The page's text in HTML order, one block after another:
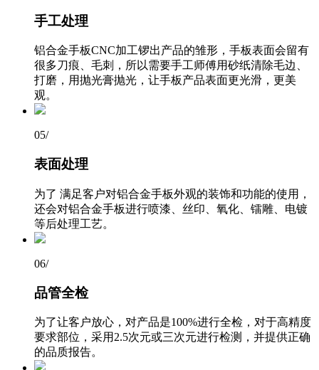
手工处理
铝合金手板CNC加工锣出产品的雏形，手板表面会留有
很多刀痕、毛刺，所以需要手工师傅用砂纸清除毛边、
打磨，用抛光膏抛光，让手板产品表面更光滑，更美
观。
05/
表面处理
为了 满足客户对铝合金手板外观的装饰和功能的使用，
还会对铝合金手板进行喷漆、丝印、氧化、镭雕、电镀
等后处理工艺。
06/
品管全检
为了让客户放心，对产品是100%进行全检，对于高精度
要求部位，采用2.5次元或三次元进行检测，并提供正确
的品质报告。